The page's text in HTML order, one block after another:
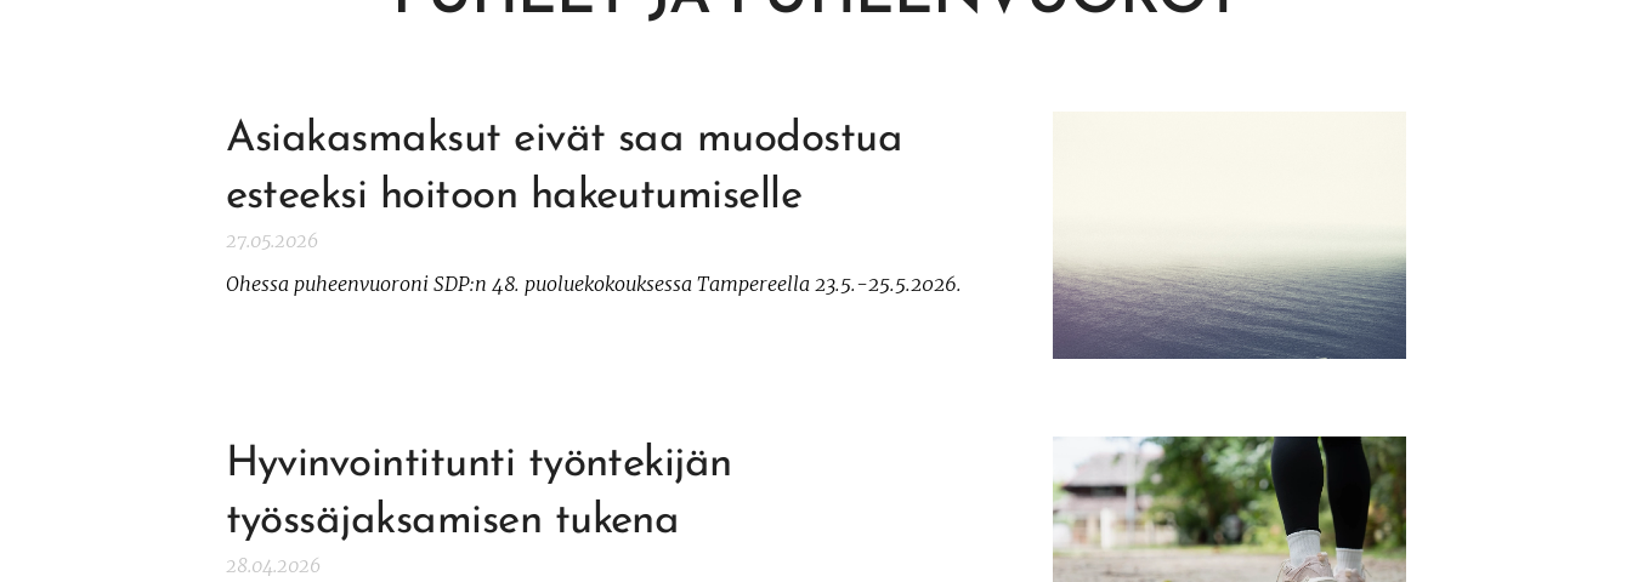
Asiakasmaksut eivät saa muodostua
esteeksi hoitoon hakeutumiselle
27.05.2026
Ohessa puheenvuoroni SDP:n 48. puoluekokouksessa Tampereella 23.5.-25.5.2026.
Hyvinvointitunti työntekijän
työssäjaksamisen tukena
28.04.2026